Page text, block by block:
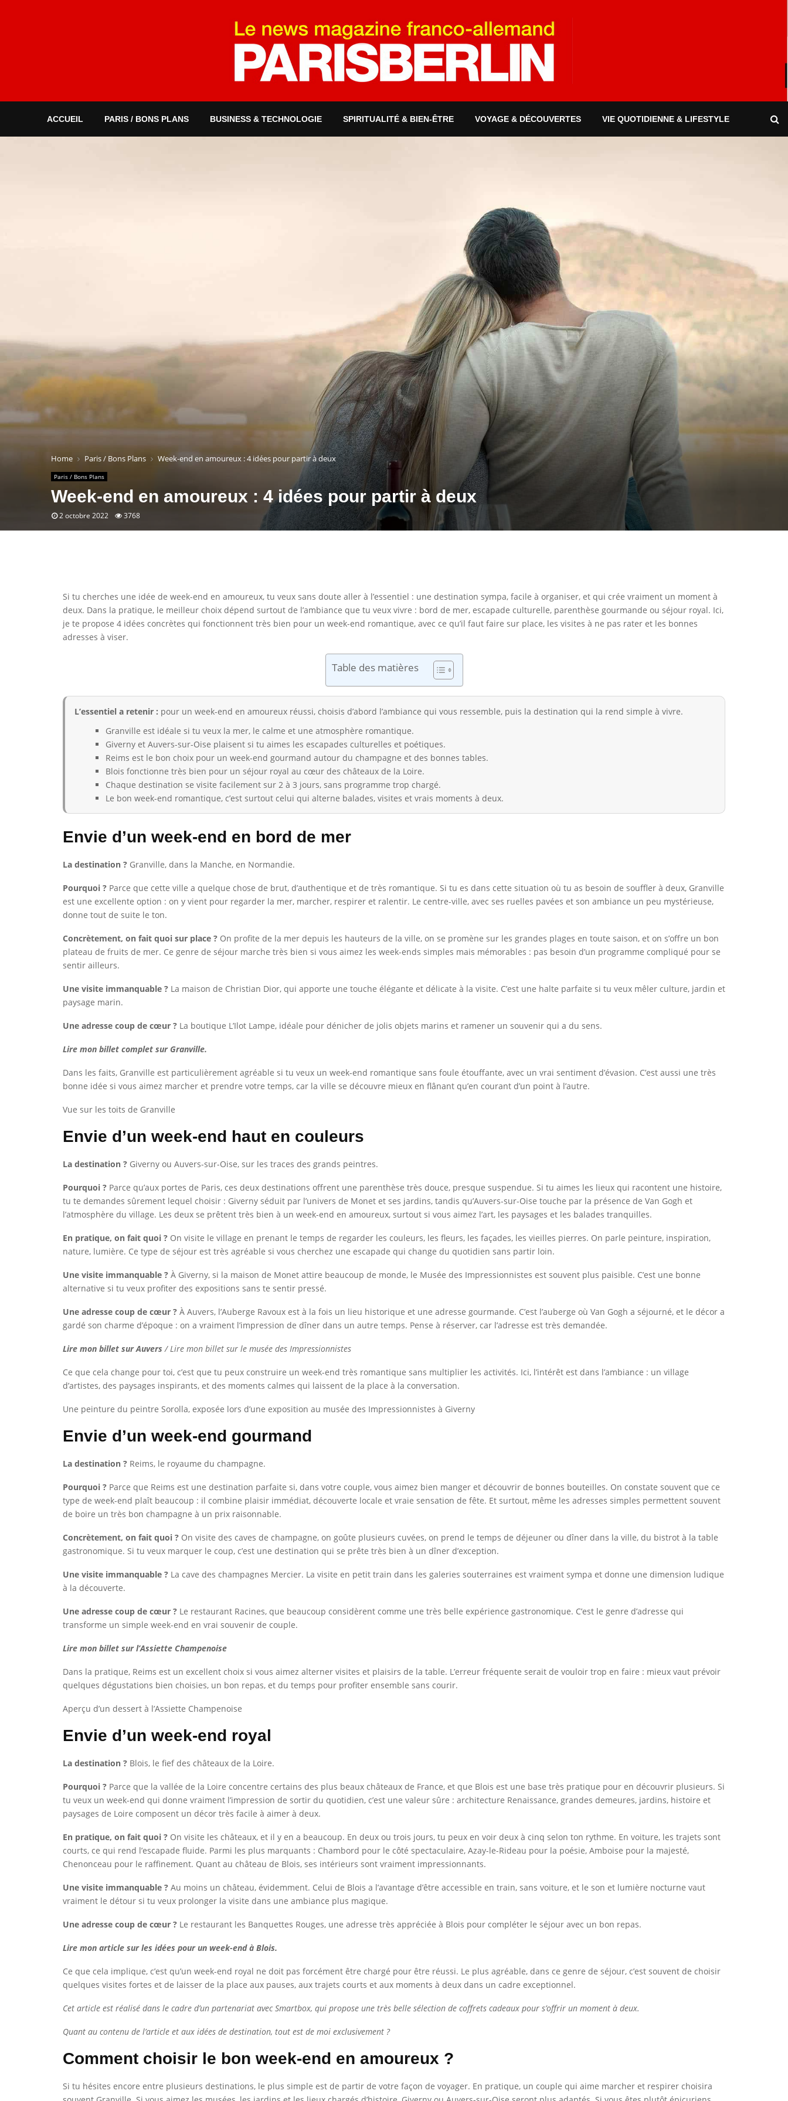
ACCUEIL PARIS / BONS PLANS BUSINESS & TECHNOLOGIE SPIRITUALITÉ & BIEN-ÊTRE VOYAGE & DÉCOUVERTES VIE QUOTIDIENNE & LIFESTYLE
Home Paris / Bons Plans Week-end en amoureux : 4 idées pour partir à deux
Paris / Bons Plans
Week-end en amoureux : 4 idées pour partir à deux
2 octobre 2022 3768
Si tu cherches une idée de week-end en amoureux, tu veux sans doute aller à l’essentiel : une destination sympa, facile à organiser, et qui crée vraiment un moment à
deux. Dans la pratique, le meilleur choix dépend surtout de l’ambiance que tu veux vivre : bord de mer, escapade culturelle, parenthèse gourmande ou séjour royal. Ici,
je te propose 4 idées concrètes qui fonctionnent très bien pour un week-end romantique, avec ce qu’il faut faire sur place, les visites à ne pas rater et les bonnes
adresses à viser.
Table des matières
L’essentiel a retenir : pour un week-end en amoureux réussi, choisis d’abord l’ambiance qui vous ressemble, puis la destination qui la rend simple à vivre.
Granville est idéale si tu veux la mer, le calme et une atmosphère romantique.
Giverny et Auvers-sur-Oise plaisent si tu aimes les escapades culturelles et poétiques.
Reims est le bon choix pour un week-end gourmand autour du champagne et des bonnes tables.
Blois fonctionne très bien pour un séjour royal au cœur des châteaux de la Loire.
Chaque destination se visite facilement sur 2 à 3 jours, sans programme trop chargé.
Le bon week-end romantique, c’est surtout celui qui alterne balades, visites et vrais moments à deux.
Envie d’un week-end en bord de mer
La destination ? Granville, dans la Manche, en Normandie.
Pourquoi ? Parce que cette ville a quelque chose de brut, d’authentique et de très romantique. Si tu es dans cette situation où tu as besoin de souffler à deux, Granville
est une excellente option : on y vient pour regarder la mer, marcher, respirer et ralentir. Le centre-ville, avec ses ruelles pavées et son ambiance un peu mystérieuse,
donne tout de suite le ton.
Concrètement, on fait quoi sur place ? On profite de la mer depuis les hauteurs de la ville, on se promène sur les grandes plages en toute saison, et on s’offre un bon
plateau de fruits de mer. Ce genre de séjour marche très bien si vous aimez les week-ends simples mais mémorables : pas besoin d’un programme compliqué pour se
sentir ailleurs.
Une visite immanquable ? La maison de Christian Dior, qui apporte une touche élégante et délicate à la visite. C’est une halte parfaite si tu veux mêler culture, jardin et
paysage marin.
Une adresse coup de cœur ? La boutique L’Ilot Lampe, idéale pour dénicher de jolis objets marins et ramener un souvenir qui a du sens.
Lire mon billet complet sur Granville.
Dans les faits, Granville est particulièrement agréable si tu veux un week-end romantique sans foule étouffante, avec un vrai sentiment d’évasion. C’est aussi une très
bonne idée si vous aimez marcher et prendre votre temps, car la ville se découvre mieux en flânant qu’en courant d’un point à l’autre.
Vue sur les toits de Granville
Envie d’un week-end haut en couleurs
La destination ? Giverny ou Auvers-sur-Oise, sur les traces des grands peintres.
Pourquoi ? Parce qu’aux portes de Paris, ces deux destinations offrent une parenthèse très douce, presque suspendue. Si tu aimes les lieux qui racontent une histoire,
tu te demandes sûrement lequel choisir : Giverny séduit par l’univers de Monet et ses jardins, tandis qu’Auvers-sur-Oise touche par la présence de Van Gogh et
l’atmosphère du village. Les deux se prêtent très bien à un week-end en amoureux, surtout si vous aimez l’art, les paysages et les balades tranquilles.
En pratique, on fait quoi ? On visite le village en prenant le temps de regarder les couleurs, les fleurs, les façades, les vieilles pierres. On parle peinture, inspiration,
nature, lumière. Ce type de séjour est très agréable si vous cherchez une escapade qui change du quotidien sans partir loin.
Une visite immanquable ? À Giverny, si la maison de Monet attire beaucoup de monde, le Musée des Impressionnistes est souvent plus paisible. C’est une bonne
alternative si tu veux profiter des expositions sans te sentir pressé.
Une adresse coup de cœur ? À Auvers, l’Auberge Ravoux est à la fois un lieu historique et une adresse gourmande. C’est l’auberge où Van Gogh a séjourné, et le décor a
gardé son charme d’époque : on a vraiment l’impression de dîner dans un autre temps. Pense à réserver, car l’adresse est très demandée.
Lire mon billet sur Auvers / Lire mon billet sur le musée des Impressionnistes
Ce que cela change pour toi, c’est que tu peux construire un week-end très romantique sans multiplier les activités. Ici, l’intérêt est dans l’ambiance : un village
d’artistes, des paysages inspirants, et des moments calmes qui laissent de la place à la conversation.
Une peinture du peintre Sorolla, exposée lors d’une exposition au musée des Impressionnistes à Giverny
Envie d’un week-end gourmand
La destination ? Reims, le royaume du champagne.
Pourquoi ? Parce que Reims est une destination parfaite si, dans votre couple, vous aimez bien manger et découvrir de bonnes bouteilles. On constate souvent que ce
type de week-end plaît beaucoup : il combine plaisir immédiat, découverte locale et vraie sensation de fête. Et surtout, même les adresses simples permettent souvent
de boire un très bon champagne à un prix raisonnable.
Concrètement, on fait quoi ? On visite des caves de champagne, on goûte plusieurs cuvées, on prend le temps de déjeuner ou dîner dans la ville, du bistrot à la table
gastronomique. Si tu veux marquer le coup, c’est une destination qui se prête très bien à un dîner d’exception.
Une visite immanquable ? La cave des champagnes Mercier. La visite en petit train dans les galeries souterraines est vraiment sympa et donne une dimension ludique
à la découverte.
Une adresse coup de cœur ? Le restaurant Racines, que beaucoup considèrent comme une très belle expérience gastronomique. C’est le genre d’adresse qui
transforme un simple week-end en vrai souvenir de couple.
Lire mon billet sur l’Assiette Champenoise
Dans la pratique, Reims est un excellent choix si vous aimez alterner visites et plaisirs de la table. L’erreur fréquente serait de vouloir trop en faire : mieux vaut prévoir
quelques dégustations bien choisies, un bon repas, et du temps pour profiter ensemble sans courir.
Aperçu d’un dessert à l’Assiette Champenoise
Envie d’un week-end royal
La destination ? Blois, le fief des châteaux de la Loire.
Pourquoi ? Parce que la vallée de la Loire concentre certains des plus beaux châteaux de France, et que Blois est une base très pratique pour en découvrir plusieurs. Si
tu veux un week-end qui donne vraiment l’impression de sortir du quotidien, c’est une valeur sûre : architecture Renaissance, grandes demeures, jardins, histoire et
paysages de Loire composent un décor très facile à aimer à deux.
En pratique, on fait quoi ? On visite les châteaux, et il y en a beaucoup. En deux ou trois jours, tu peux en voir deux à cinq selon ton rythme. En voiture, les trajets sont
courts, ce qui rend l’escapade fluide. Parmi les plus marquants : Chambord pour le côté spectaculaire, Azay-le-Rideau pour la poésie, Amboise pour la majesté,
Chenonceau pour le raffinement. Quant au château de Blois, ses intérieurs sont vraiment impressionnants.
Une visite immanquable ? Au moins un château, évidemment. Celui de Blois a l’avantage d’être accessible en train, sans voiture, et le son et lumière nocturne vaut
vraiment le détour si tu veux prolonger la visite dans une ambiance plus magique.
Une adresse coup de cœur ? Le restaurant les Banquettes Rouges, une adresse très appréciée à Blois pour compléter le séjour avec un bon repas.
Lire mon article sur les idées pour un week-end à Blois.
Ce que cela implique, c’est qu’un week-end royal ne doit pas forcément être chargé pour être réussi. Le plus agréable, dans ce genre de séjour, c’est souvent de choisir
quelques visites fortes et de laisser de la place aux pauses, aux trajets courts et aux moments à deux dans un cadre exceptionnel.
Cet article est réalisé dans le cadre d’un partenariat avec Smartbox, qui propose une très belle sélection de coffrets cadeaux pour s’offrir un moment à deux.
Quant au contenu de l’article et aux idées de destination, tout est de moi exclusivement ?
Comment choisir le bon week-end en amoureux ?
Si tu hésites encore entre plusieurs destinations, le plus simple est de partir de votre façon de voyager. En pratique, un couple qui aime marcher et respirer choisira